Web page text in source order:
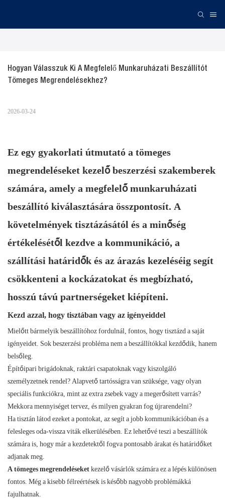
Hogyan Válasszuk Ki A Megfelelő Munkaruházati Beszállítót
Tömeges Megrendelésekhez?
2026-03-24
Ez egy gyakorlati útmutató a tömeges
megrendeléseket kezelő beszerzési szakemberek
számára, amely a megfelelő munkaruházati
beszállító kiválasztására összpontosít. A
követelmények tisztázásától és a minőség
értékelésétől kezdve a kommunikáció, a
szállítási határidők és az árazás kezeléséig segít
csökkenteni a kockázatokat és megbízható,
hosszú távú partnerségeket kiépíteni.
Kezd azzal, hogy tisztában vagy az igényeiddel
Mielőtt bármelyik beszállítóhoz fordulnál, fontos, hogy tisztázd a saját
igényeidet. Sok beszerzési probléma nem a beszállítókkal kezdődik, hanem
belsőleg.
Építőipari brigádoknak, raktári csapatoknak vagy kiszolgáló
személyzetnek rendel? Alapvető tartósságra van szüksége, vagy olyan
speciális funkciókra, mint az extra zsebek vagy a megerősített varrás?
Mekkora mennyiséget tervez, és milyen gyakran fog újrarendelni?
Ha tisztán látod ezeket a pontokat, az segít a jobb kommunikációban és a
felesleges oda-vissza viták elkerülésében. Ez lehetővé teszi a beszállítók
számára is, hogy már a kezdetektől fogva pontosabb árakat és határidőket
adjanak meg.
A tömeges megrendeléseketkezelő vásárlók számára ez a lépés különösen
fontos. Még a kisebb félreértések is később nagyobb problémákká
fajulhatnak.